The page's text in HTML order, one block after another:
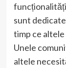
sunt
timp ce altele
Unele
altele